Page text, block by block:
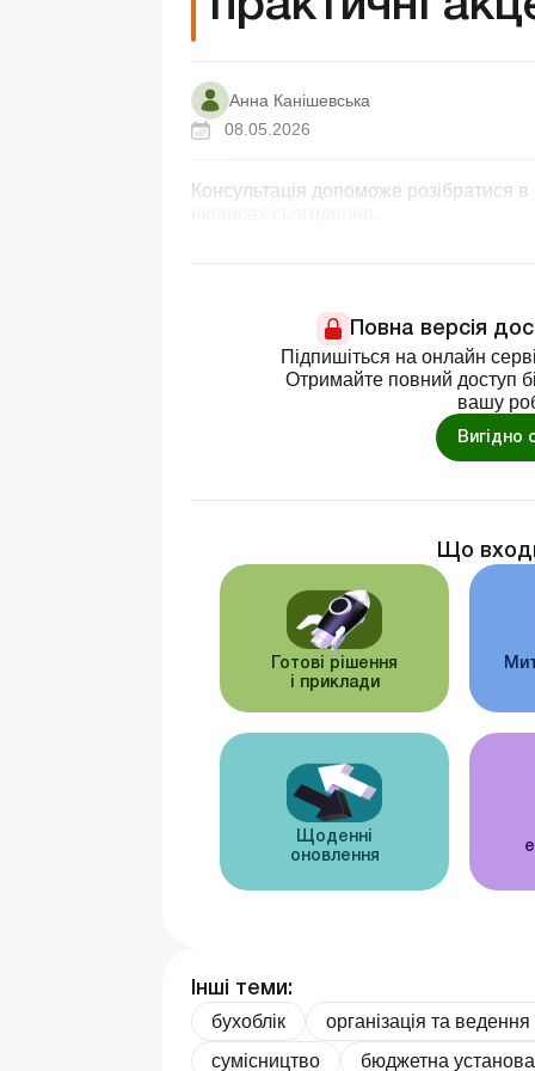
Анна Канішевська
08.05.2026
Консультація допоможе розібратися в
Повна версія
Підпишіться на онлайн
Отримайте повний доступ
вашу
Вигідно
Що
Готові рішення
і приклади
Щоденні
оновлення
Інші теми:
бухоблік організація та ведення
сумісництво
бюджетна установа